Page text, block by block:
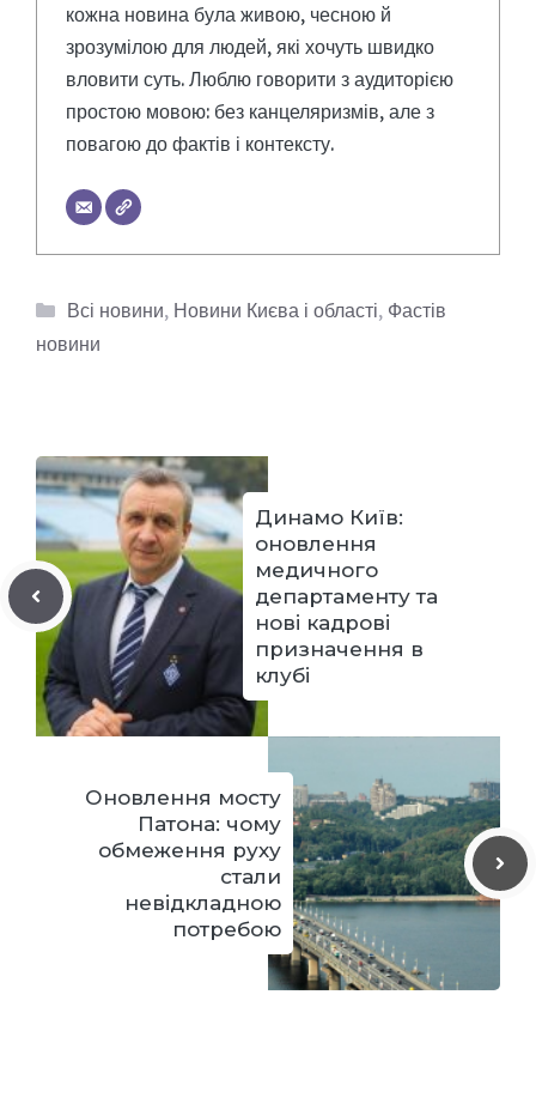
кожна новина була живою, чесною й
зрозумілою для людей, які хочуть швидко
вловити суть. Люблю говорити з аудиторією
простою мовою: без канцеляризмів, але з
повагою до фактів і контексту.
Категорії
Всі новини, Новини Києва і області, Фастів
новини
Динамо Київ:
оновлення
медичного
департаменту та
нові кадрові
призначення в
клубі
Оновлення мосту
Патона: чому
обмеження руху
стали
невідкладною
потребою